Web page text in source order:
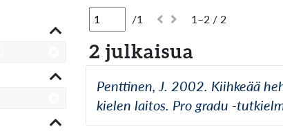
/1 1–2 / 2
2 julkaisua
Penttinen, J. 2002. Kiihkeää
kielen laitos. Pro gradu -